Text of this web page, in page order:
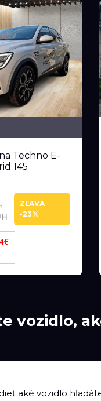
Techno E-
145
ZĽAVA
-23%
vozidlo,
aké vozidlo